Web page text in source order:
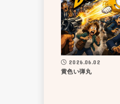
2026.06.02
黄色い弾丸